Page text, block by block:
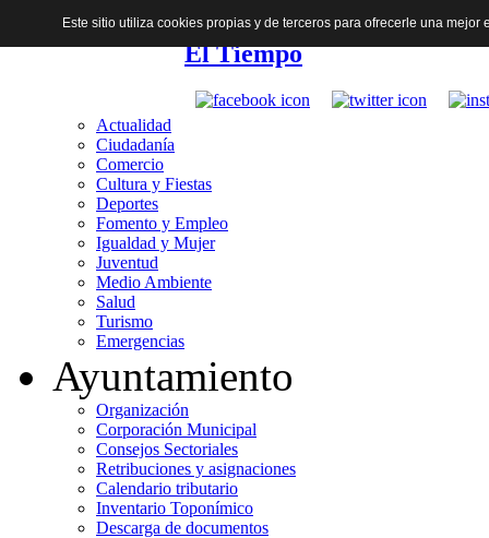
El Tiempo
Actualidad
Ciudadanía
Comercio
Cultura y Fiestas
Deportes
Fomento y Empleo
Igualdad y Mujer
Juventud
Medio Ambiente
Salud
Turismo
Emergencias
Ayuntamiento
Organización
Corporación Municipal
Consejos Sectoriales
Retribuciones y asignaciones
Calendario tributario
Inventario Toponímico
Descarga de documentos
Este sitio utiliza cookies propias y de terceros para ofrecerle una